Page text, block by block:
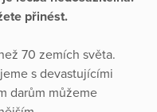
přinést.
70 zemích světa.
s devastujícími
darům můžeme